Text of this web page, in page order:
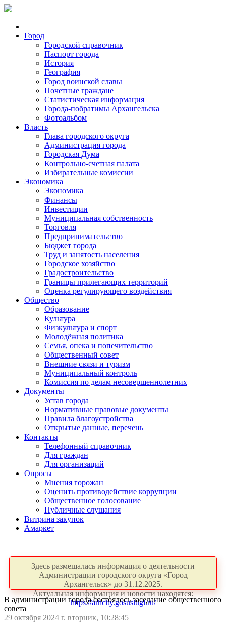
Город
Городской справочник
Паспорт города
История
География
Город воинской славы
Почетные граждане
Статистическая информация
Города-побратимы Архангельска
Фотоальбом
Власть
Глава городского округа
Администрация города
Городская Дума
Контрольно-счетная палата
Избирательные комиссии
Экономика
Экономика
Финансы
Инвестиции
Муниципальная собственность
Торговля
Предпринимательство
Бюджет города
Труд и занятость населения
Городское хозяйство
Градостроительство
Границы прилегающих территорий
Оценка регулирующего воздействия
Общество
Образование
Культура
Физкультура и спорт
Молодёжная политика
Семья, опека и попечительство
Общественный совет
Внешние связи и туризм
Муниципальный контроль
Комиссия по делам несовершеннолетних
Документы
Устав города
Нормативные правовые документы
Правила благоустройства
Открытые данные, перечень
Контакты
Телефонный справочник
Для граждан
Для организаций
Опросы
Мнения горожан
Оценить противодействие коррупции
Общественное голосование
Публичные слушания
Витрина закупок
Амаркет
Здесь размещалась информация о деятельности
Администрации городского округа «Город
Архангельск» до 31.12.2025.
Актуальная информация и новости находятся:
https://arhcity.gosuslugi.ru/
В администрации города состоялось заседание общественного
совета
29 октября 2024 г. вторник, 10:28:45